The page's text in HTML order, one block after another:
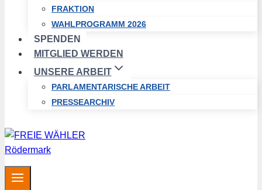
FRAKTION
WAHLPROGRAMM 2026
SPENDEN
MITGLIED WERDEN
UNSERE ARBEIT
PARLAMENTARISCHE ARBEIT
PRESSEARCHIV